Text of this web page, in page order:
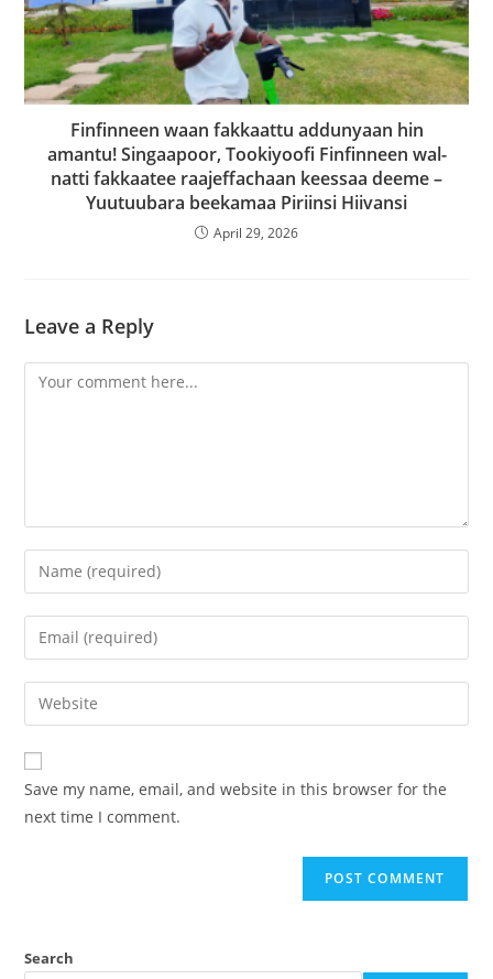
Finfinneen waan fakkaattu addunyaan hin
amantu! Singaapoor, Tookiyoofi Finfinneen wal-
natti fakkaatee raajeffachaan keessaa deeme –
Yuutuubara beekamaa Piriinsi Hiivansi
April 29, 2026
Leave a Reply
Save my name, email, and website in this browser for the
next time I comment.
Search